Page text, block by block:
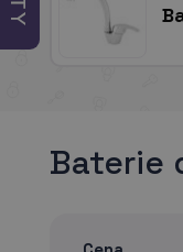
Baterie